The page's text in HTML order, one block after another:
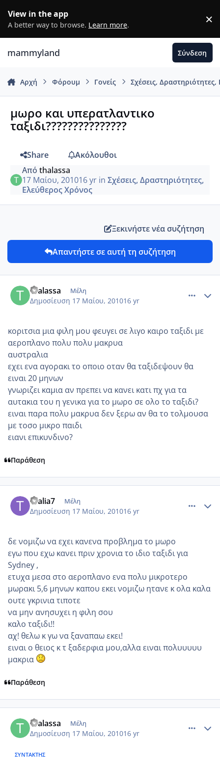
View in the app
A better way to browse. Learn more. ×
mammyland Σύνδεση
Αρχή Φόρουμ Γονείς Σχέσεις,
μωρο και υπερατλαντικο
ταξιδι???????????????
Share
Ακόλουθοι
Από thalassa
17 Μαίου, 201016 yrin Σχέσεις, Δραστηριότητες,
Ελεύθερος Χρόνος
Ξεκινήστε νέα συζήτηση
Απαντήστε σε αυτή τη συζήτηση
thalassa Μέλη
Δημοσίευση 17 Μαίου, 201016 yr
κοριτσια μια φιλη μου φευγει σε λιγο καιρο ταξιδι με
αεροπλανο πολυ πολυ μακρυα
αυστραλια
εχει ενα αγορακι το οποιο οταν θα ταξιδεψουν θα
ειναι 20 μηνων
γνωριζει καμια αν πρεπει να κανει κατι πχ για τα
αυτακια του η γενικα για το μωρο σε ολο το ταξιδι?
ειναι παρα πολυ μακρυα δεν ξερω αν θα το τολμουσα
με τοσο μικρο παιδι
ειανι επικυνδινο?
Παράθεση
thalia7 Μέλη
Δημοσίευση 17 Μαίου, 201016 yr
δε νομιζω να εχει κανενα προβλημα το μωρο
εγω που εχω κανει πριν χρονια το ιδιο ταξιδι για
Sydney ,
ετυχα μεσα στο αεροπλανο ενα πολυ μικροτερο
μωρακι 5,6 μηνων καπου εκει νομιζω ητανε κ ολα καλα
ουτε γκρινια τιποτε
να μην ανησυχει η φιλη σου
καλο ταξιδι!!
αχ! θελω κ γω να ξαναπαω εκει!
ειναι ο θειος κ τ ξαδερφια μου,αλλα ειναι πολυυυυυ
μακρια
Παράθεση
thalassa Μέλη
Δημοσίευση 17 Μαίου, 201016 yr
ΣΥΝΤΆΚΤΗΣ